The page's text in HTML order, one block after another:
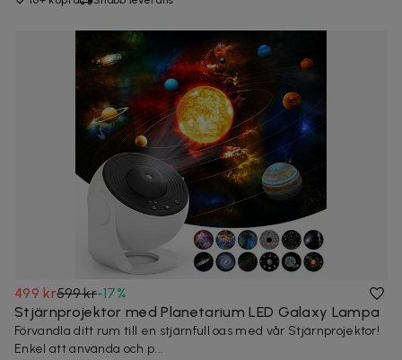
499 kr599 kr-17%
Stjärnprojektor med Planetarium LED Galaxy Lampa
Förvandla ditt rum till en stjärnfull oas med vår Stjärnprojektor!
Enkel att använda och p...